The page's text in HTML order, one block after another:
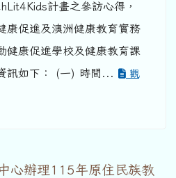
計畫之參訪心得，
康促進及澳洲健康教育實務
健康促進學校及健康教育課
訊如下： (一) 時間...
觀
心辦理115年原住民族教